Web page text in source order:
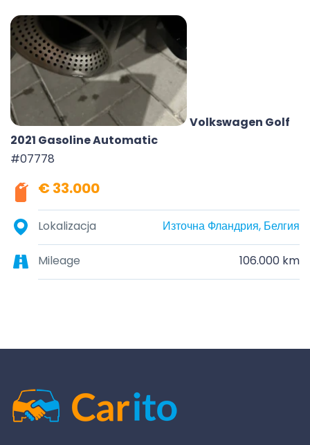
Volkswagen Golf
2021 Gasoline Automatic
#07778
€ 33.000
Lokalizacja Източна Фландрия, Белгия
Mileage 106.000 km